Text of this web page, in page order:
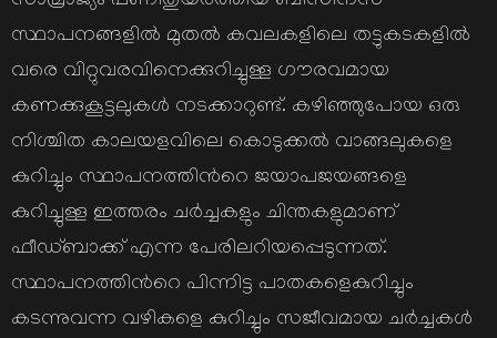
സ്ഥാപനങ്ങളില്‍ മുതല്‍ കവലകളിലെ തട്ടുകടകളില്‍
വരെ വിറ്റുവരവിനെക്കുറിച്ചുള്ള ഗൗരവമായ
കണക്കുകൂട്ടലുകള്‍ നടക്കാറുണ്ട്. കഴിഞ്ഞുപോയ ഒരു
നിശ്ചിത കാലയളവിലെ കൊടുക്കല്‍ വാങ്ങലുകളെ
കുറിച്ചും സ്ഥാപനത്തിന്‍റെ ജയാപജയങ്ങളെ
കുറിച്ചുള്ള ഇത്തരം ചര്‍ച്ചകളും ചിന്തകളുമാണ്
ഫീഡ്ബാക്ക് എന്ന പേരിലറിയപ്പെടുന്നത്.
സ്ഥാപനത്തിന്‍റെ പിന്നിട്ട പാതകളെകുറിച്ചും
കടന്നുവന്ന വഴികളെ കുറിച്ചും സജീവമായ ചര്‍ച്ചകള്‍